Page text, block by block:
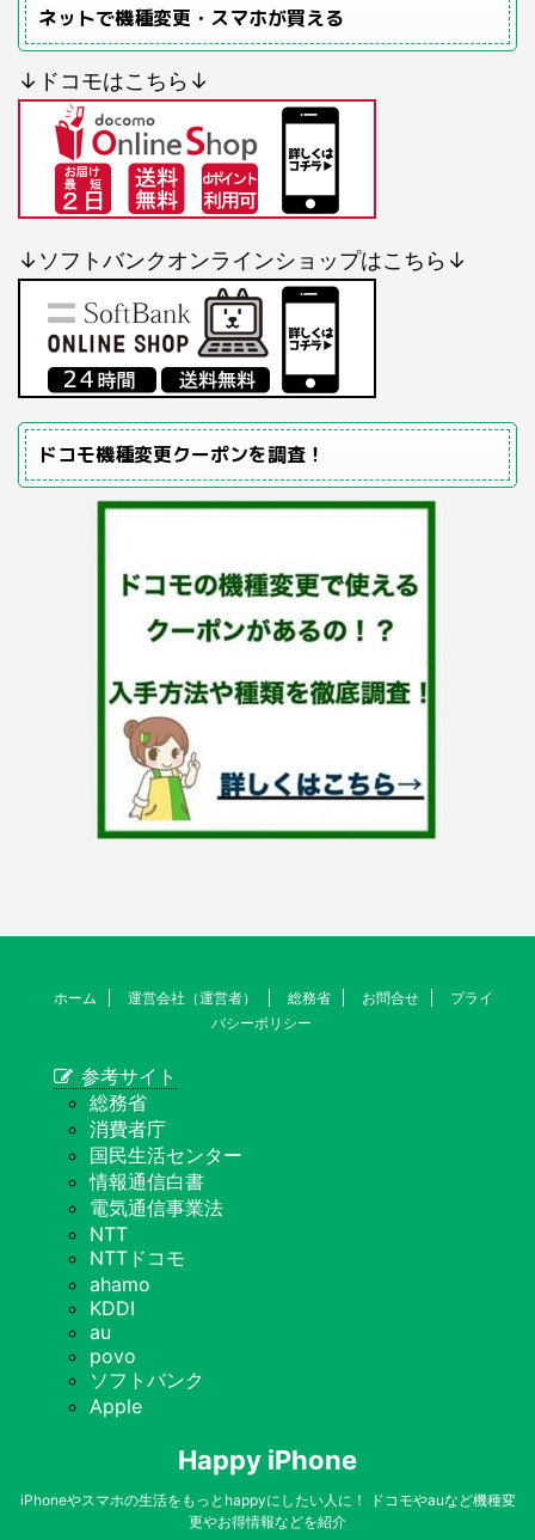
ネットで機種変更・スマホが買える
↓ドコモはこちら↓
↓ソフトバンクオンラインショップはこちら↓
ドコモ機種変更クーポンを調査！
ホーム 運営会社（運営者） 総務省 お問合せ
プライ
バシーポリシー
参考サイト
総務省
消費者庁
国民生活センター
情報通信白書
電気通信事業法
NTT
NTTドコモ
ahamo
KDDI
au
povo
ソフトバンク
Apple
Happy iPhone
iPhoneやスマホの生活をもっとhappyにしたい人に！ ドコモやauなど機種変
更やお得情報などを紹介